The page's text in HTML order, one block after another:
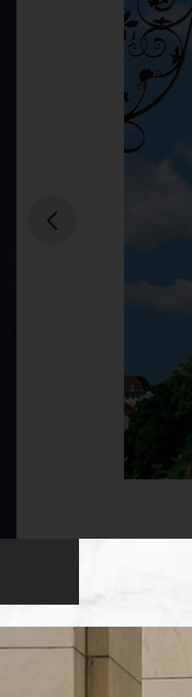
歐洲經典純
最頂級的波哲